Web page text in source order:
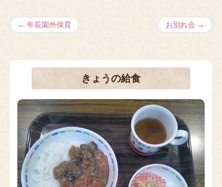
← 年長園外保育 お別れ会 →
きょうの給食